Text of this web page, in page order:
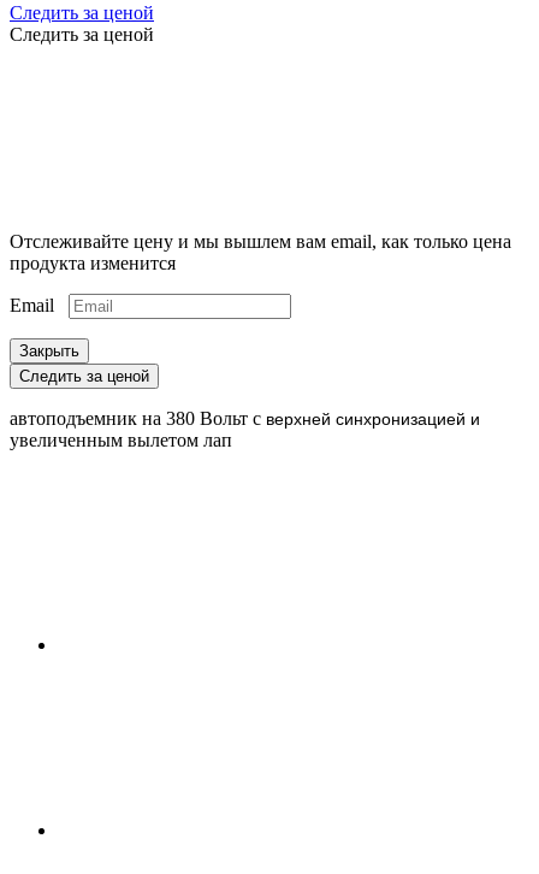
Следить за ценой
Следить за ценой
Отслеживайте цену и мы вышлем вам email, как только цена
продукта изменится
Email
Закрыть
Следить за ценой
автоподъемник на 380 Вольт с верхней синхронизацией и
увеличенным вылетом лап